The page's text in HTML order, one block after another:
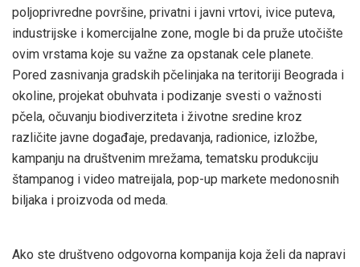
poljoprivredne površine, privatni i javni vrtovi, ivice puteva,
industrijske i komercijalne zone, mogle bi da pruže utočište
ovim vrstama koje su važne za opstanak cele planete.
Pored zasnivanja gradskih pčelinjaka na teritoriji Beograda i
okoline, projekat obuhvata i podizanje svesti o važnosti
pčela, očuvanju biodiverziteta i životne sredine kroz
različite javne događaje, predavanja, radionice, izložbe,
kampanju na društvenim mrežama, tematsku produkciju
štampanog i video matreijala, pop-up markete medonosnih
biljaka i proizvoda od meda.
Ako ste društveno odgovorna kompanija koja želi da napravi